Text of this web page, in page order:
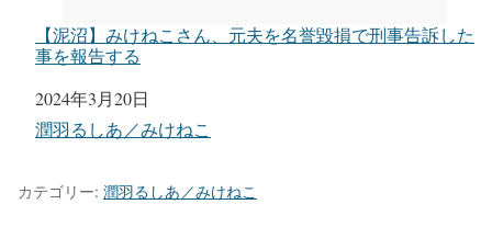
【泥沼】みけねこさん、元夫を名誉毀損で刑事告訴した
事を報告する
日付
2024年3月20日
関連理由
潤羽るしあ／みけねこ
カテゴリー: 潤羽るしあ／みけねこ